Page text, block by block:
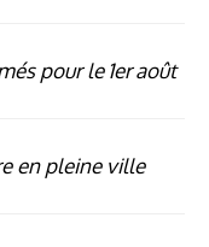
pour le 1er août
en pleine ville